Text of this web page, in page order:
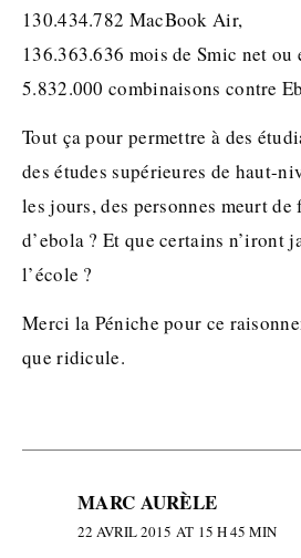
130.434.782 MacBook Air,
136.363.636 mois de Smic net ou
5.832.000 combinaisons contre
Tout ça pour permettre à des
des études supérieures de haut-
les jours, des personnes meurt
d’ebola ? Et que certains n’iront
l’école ?
Merci la Péniche pour ce
que ridicule.
MARC AURÈLE
22 AVRIL 2015 AT 15 H 45 MIN